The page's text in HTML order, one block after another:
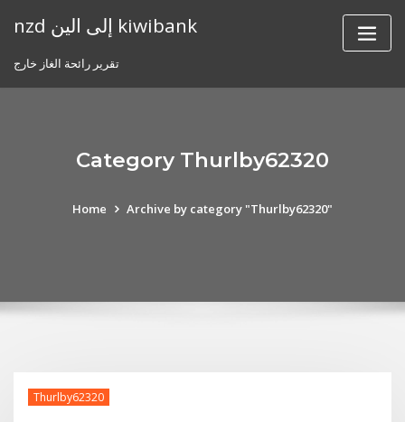
nzd إلى الين kiwibank
تقرير رائحة الغاز خارج
Category Thurlby62320
Home Archive by category "Thurlby62320"
Thurlby62320